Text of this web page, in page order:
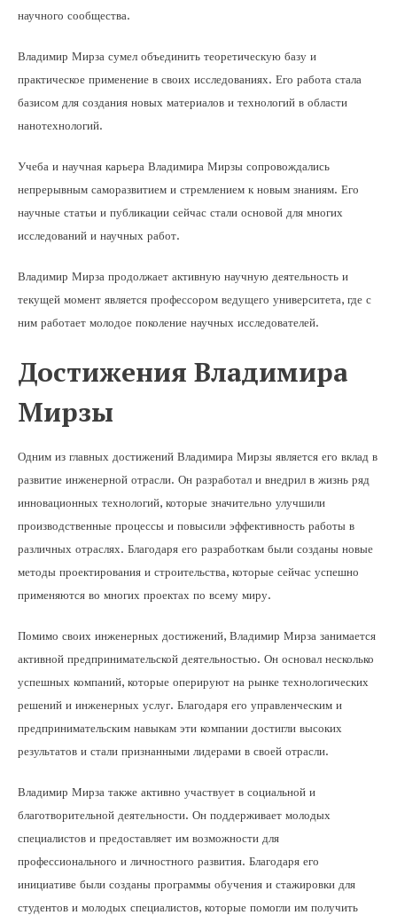
научного сообщества.
Владимир Мирза сумел объединить теоретическую базу и
практическое применение в своих исследованиях. Его работа стала
базисом для создания новых материалов и технологий в области
нанотехнологий.
Учеба и научная карьера Владимира Мирзы сопровождались
непрерывным саморазвитием и стремлением к новым знаниям. Его
научные статьи и публикации сейчас стали основой для многих
исследований и научных работ.
Владимир Мирза продолжает активную научную деятельность и
текущей момент является профессором ведущего университета, где с
ним работает молодое поколение научных исследователей.
Достижения Владимира
Мирзы
Одним из главных достижений Владимира Мирзы является его вклад в
развитие инженерной отрасли. Он разработал и внедрил в жизнь ряд
инновационных технологий, которые значительно улучшили
производственные процессы и повысили эффективность работы в
различных отраслях. Благодаря его разработкам были созданы новые
методы проектирования и строительства, которые сейчас успешно
применяются во многих проектах по всему миру.
Помимо своих инженерных достижений, Владимир Мирза занимается
активной предпринимательской деятельностью. Он основал несколько
успешных компаний, которые оперируют на рынке технологических
решений и инженерных услуг. Благодаря его управленческим и
предпринимательским навыкам эти компании достигли высоких
результатов и стали признанными лидерами в своей отрасли.
Владимир Мирза также активно участвует в социальной и
благотворительной деятельности. Он поддерживает молодых
специалистов и предоставляет им возможности для
профессионального и личностного развития. Благодаря его
инициативе были созданы программы обучения и стажировки для
студентов и молодых специалистов, которые помогли им получить